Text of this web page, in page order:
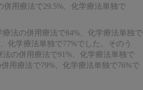
用療法で29.5%、化学療法単独で
法の併用療法で84%、化学療法単独で
化学療法単独で77%でした。そのう
の併用療法で91%、化学療法単独で
用療法で79%、化学療法単独で76%で